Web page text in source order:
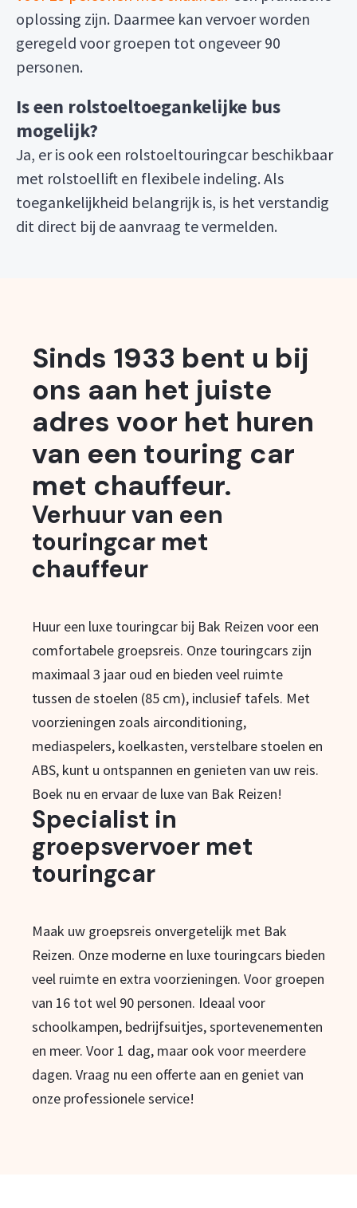
oplossing zijn. Daarmee kan vervoer worden
geregeld voor groepen tot ongeveer 90
personen.
Is een rolstoeltoegankelijke bus
mogelijk?
Ja, er is ook een rolstoeltouringcar beschikbaar
met rolstoellift en flexibele indeling. Als
toegankelijkheid belangrijk is, is het verstandig
dit direct bij de aanvraag te vermelden.
Sinds 1933 bent u bij
ons aan het juiste
adres voor het huren
van een touring car
met chauffeur.
Verhuur van een
touringcar met
chauffeur
Huur een luxe touringcar bij Bak Reizen voor een
comfortabele groepsreis. Onze touringcars zijn
maximaal 3 jaar oud en bieden veel ruimte
tussen de stoelen (85 cm), inclusief tafels. Met
voorzieningen zoals airconditioning,
mediaspelers, koelkasten, verstelbare stoelen en
ABS, kunt u ontspannen en genieten van uw reis.
Boek nu en ervaar de luxe van Bak Reizen!
Specialist in
groepsvervoer met
touringcar
Maak uw groepsreis onvergetelijk met Bak
Reizen. Onze moderne en luxe touringcars bieden
veel ruimte en extra voorzieningen. Voor groepen
van 16 tot wel 90 personen. Ideaal voor
schoolkampen, bedrijfsuitjes, sportevenementen
en meer. Voor 1 dag, maar ook voor meerdere
dagen. Vraag nu een offerte aan en geniet van
onze professionele service!